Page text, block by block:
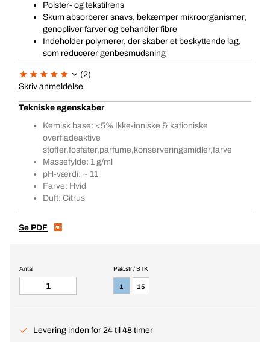
Polster- og tekstilrens
Skum absorberer snavs, bekæmper mikroorganismer,
genopliver farver og behandler fibre
Indeholder polymerer, der skaber et beskyttende lag,
som reducerer genbesmudsning
(2)
Skriv anmeldelse
Tekniske egenskaber
Kemisk base: <5% Ikke-ioniske & kationiske
overfladeaktive
stoffer,fosfater,parfume,konserveringsmidler,farve
Massefylde: 1 g/ml
pH-værdi: ~ 11
Farve: Hvid
Duft: Citrus
Se PDF
Pak.str / STK
1 15
Antal
Levering inden for 24 til 48 timer